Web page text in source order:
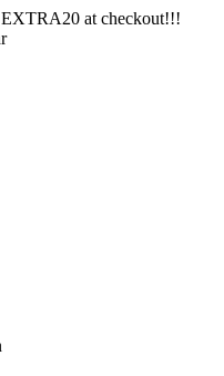
at checkout!!!